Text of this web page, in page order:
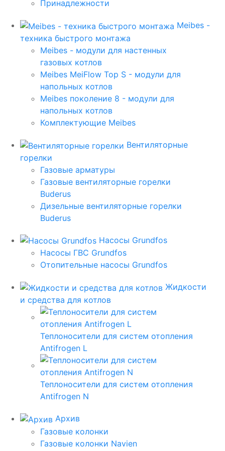
Принадлежности
Meibes -
техника быстрого монтажа
Meibes - модули для настенных
газовых котлов
Meibes MeiFlow Top S - модули для
напольных котлов
Meibes поколение 8 - модули для
напольных котлов
Комплектующие Meibes
Вентиляторные
горелки
Газовые арматуры
Газовые вентиляторные горелки
Buderus
Дизельные вентиляторные горелки
Buderus
Насосы Grundfos
Насосы ГВС Grundfos
Отопительные насосы Grundfos
Жидкости
и средства для котлов
Теплоносители для систем отопления
Antifrogen L
Теплоносители для систем отопления
Antifrogen N
Архив
Газовые колонки
Газовые колонки Navien